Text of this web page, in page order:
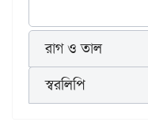
রাগ ও তাল
স্বরলিপি